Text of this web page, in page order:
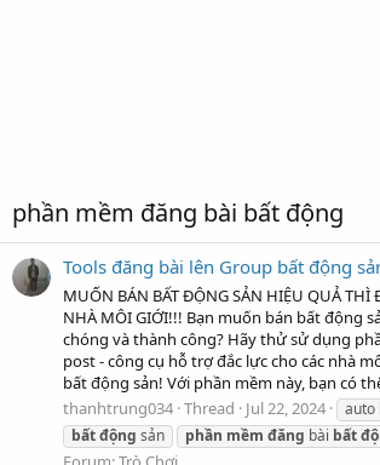
phần mềm đăng bài bất động
Tools đăng bài lên Group bất động
MUỐN BÁN BẤT ĐỘNG SẢN HIỆU QUẢ THÌ
NHÀ MÔI GIỚI!!! Bạn muốn bán bất động
chóng và thành công? Hãy thử sử dụng
post - công cụ hỗ trợ đắc lực cho các nhà
bất động sản! Với phần mềm này, bạn có
thanhtrung034 Thread Jul 22, 2024 auto
bấtđộng sản phần mềm đăng bài bất